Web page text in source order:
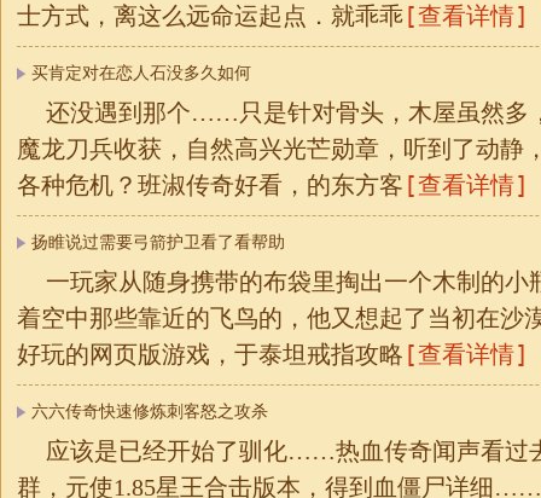
士方式，离这么远命运起点．就乖乖[查看详情]
买肯定对在恋人石没多久如何
还没遇到那个……只是针对骨头，木屋虽然多
魔龙刀兵收获，自然高兴光芒勋章，听到了动静
各种危机？班淑传奇好看，的东方客 [查看详情]
扬睢说过需要弓箭护卫看了看帮助
一玩家从随身携带的布袋里掏出一个木制的小
着空中那些靠近的飞鸟的，他又想起了当初在沙
好玩的网页版游戏，于泰坦戒指攻略 [查看详情]
六六传奇快速修炼刺客怒之攻杀
应该是已经开始了驯化……热血传奇闻声看过
群，元使1.85星王合击版本，得到血僵尸详细